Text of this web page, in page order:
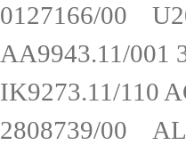
0127166/00
AA9943.11/
IK9273.11/
2808739/00